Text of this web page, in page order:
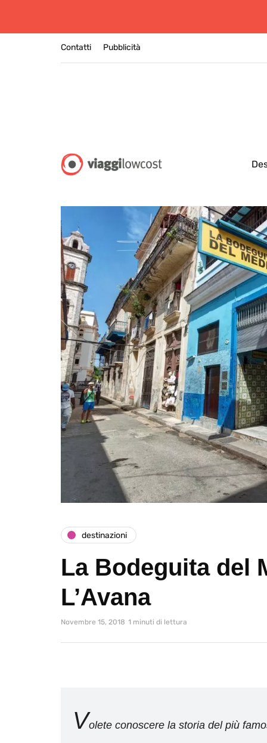
Contatti Pubblicità
destinazioni
La Bodeguita del
L’Avana
Novembre 15, 2018 1 minuti di lettura
Volete conoscere la storia del più